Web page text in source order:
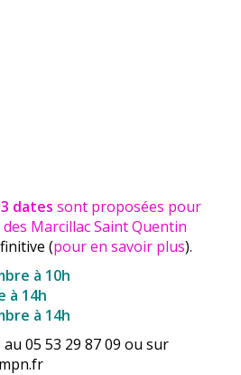
3 dates sont proposées pour
Marcillac Saint Quentin
(pour en savoir plus).
à 10h
à 14h
à 14h
05 53 29 87 09 ou sur